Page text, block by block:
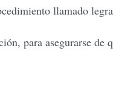
llamado
para asegurarse de